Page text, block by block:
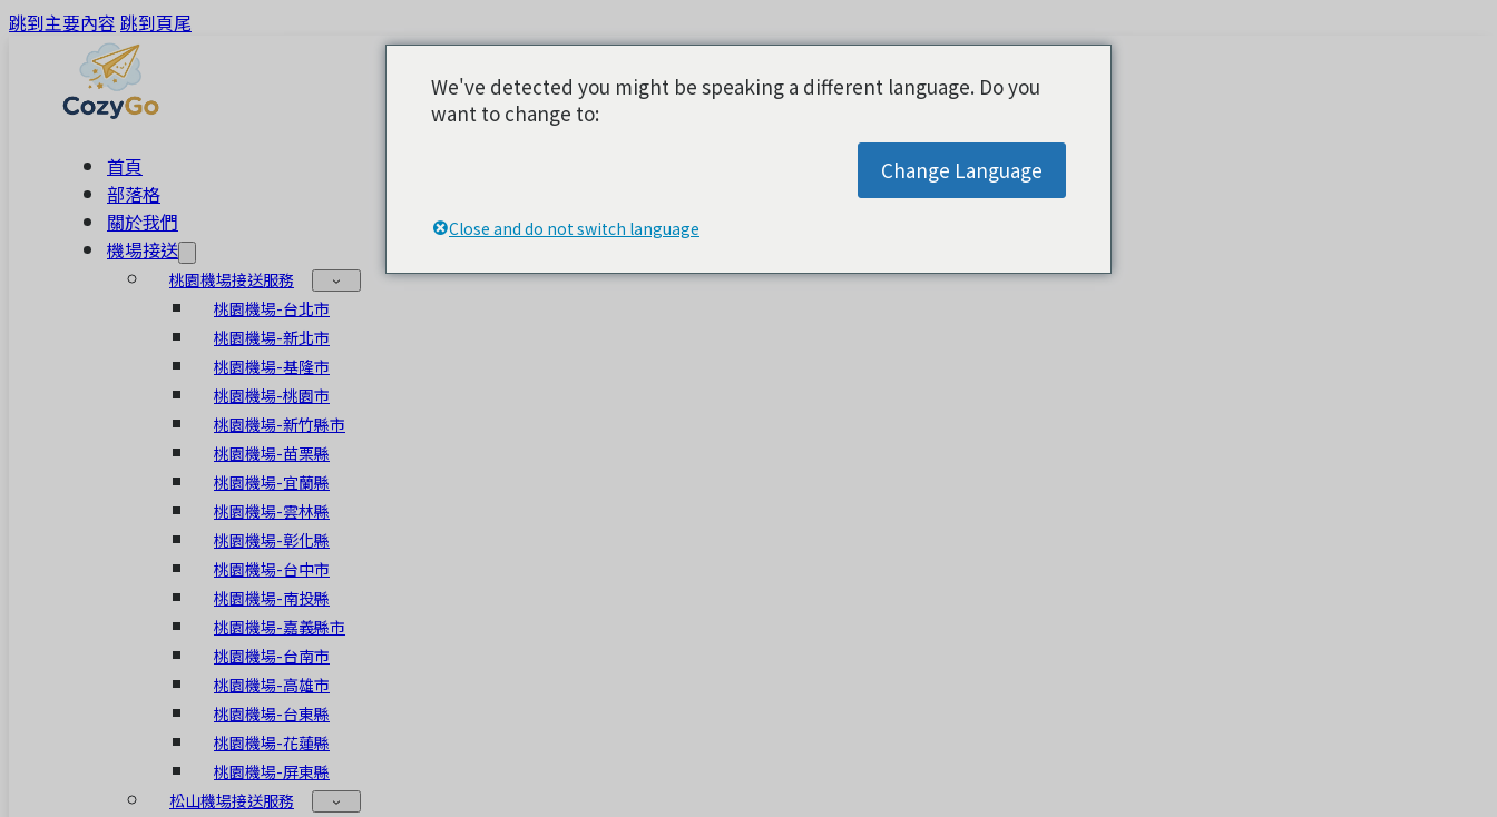
跳到主要內容 跳到頁尾
首頁
部落格
關於我們
機場接送
桃園機場接送服務
桃園機場-台北市
桃園機場-新北市
桃園機場-基隆市
桃園機場-桃園市
桃園機場-新竹縣市
桃園機場-苗栗縣
桃園機場-宜蘭縣
桃園機場-雲林縣
桃園機場-彰化縣
桃園機場-台中市
桃園機場-南投縣
桃園機場-嘉義縣市
桃園機場-台南市
桃園機場-高雄市
桃園機場-台東縣
桃園機場-花蓮縣
桃園機場-屏東縣
松山機場接送服務
We've detected you might be speaking a different language. Do you
want to change to:
Change Language
Close and do not switch language